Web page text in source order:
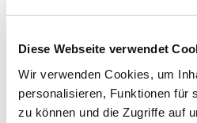
Diese Webseite verwendet
Wir verwenden Cookies, um
personalisieren, Funktionen für
zu können und die Zugriffe auf
Unser Treff am Vormittag steht
Bei schönem Wetter im
im Jugendbereich des